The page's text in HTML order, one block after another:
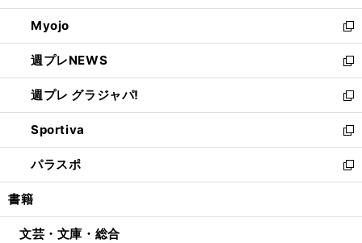
開
く
ウ
で
開
く
ン
ド
ウ
で
開
く
ウ
ィ
ン
ド
ウ
で
開
く
Myojo
新
し
い
ウ
ィ
ン
ド
ウ
で
開
週プレNEWS
新
し
い
ウ
ィ
ン
ド
ウ
開
週プレ グラジャパ!
新
し
い
ウ
ィ
ン
ウ
Sportiva
新
し
い
ウ
ン
パラスポ
新
し
ウ
書籍
文芸・文庫・総合